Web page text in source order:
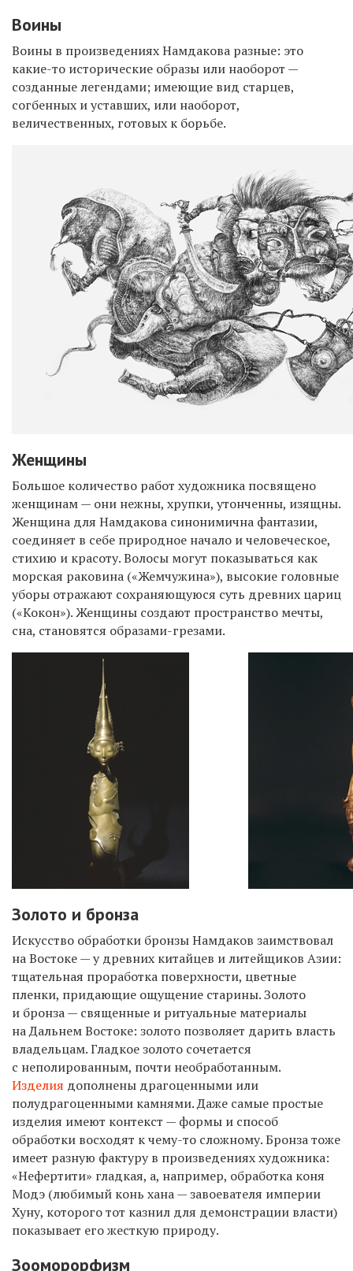
Воины
Воины в произведениях Намдакова разные: это
какие-то исторические образы или наоборот —
созданные легендами; имеющие вид старцев,
согбенных и уставших, или наоборот,
величественных, готовых к борьбе.
Женщины
Большое количество работ художника посвящено
женщинам — они нежны, хрупки, утонченны, изящны.
Женщина для Намдакова синонимична фантазии,
соединяет в себе природное начало и человеческое,
стихию и красоту. Волосы могут показываться как
морская раковина («Жемчужина»), высокие головные
уборы отражают сохраняющуюся суть древних цариц
(«Кокон»). Женщины создают пространство мечты,
сна, становятся образами-грезами.
Золото и бронза
Искусство обработки бронзы Намдаков заимствовал
на Востоке — у древних китайцев и литейщиков Азии:
тщательная проработка поверхности, цветные
пленки, придающие ощущение старины. Золото
и бронза — священные и ритуальные материалы
на Дальнем Востоке: золото позволяет дарить власть
владельцам. Гладкое золото сочетается
с неполированным, почти необработанным.
Изделия дополнены драгоценными или
полудрагоценными камнями. Даже самые простые
изделия имеют контекст — формы и способ
обработки восходят к чему-то сложному. Бронза тоже
имеет разную фактуру в произведениях художника:
«Нефертити» гладкая, а, например, обработка коня
Модэ (любимый конь хана — завоевателя империи
Хуну, которого тот казнил для демонстрации власти)
показывает его жесткую природу.
Зооморорфизм